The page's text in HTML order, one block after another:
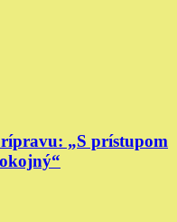
„S prístupom